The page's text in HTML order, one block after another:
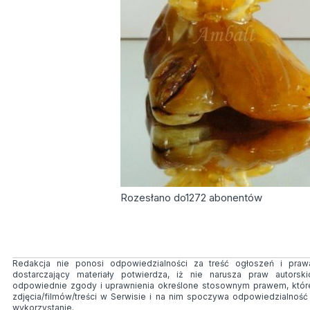
Rozesłano do1272 abonentów
Redakcja nie ponosi odpowiedzialności za treść ogłoszeń i
dostarczający materiały potwierdza, iż nie narusza praw
odpowiednie zgody i uprawnienia określone stosownym prawem,
zdjęcia/filmów/treści w Serwisie i na nim spoczywa
wykorzystanie.